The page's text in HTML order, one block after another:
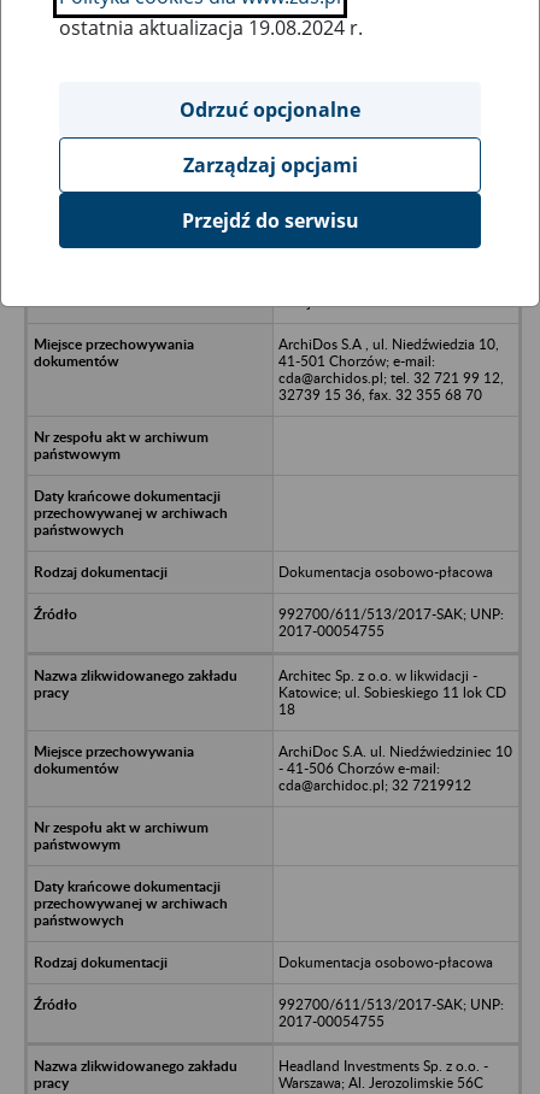
Ukryj wszystkie pozycje bazy
Aerator Wojewódzkie
ArchiDos S.A , ul. Niedźwiedzia 10,
41-501 Chorzów; e-mail:
cda@archidos.pl; tel. 32 721 99 12,
32739 15 36, fax. 32 355 68 70
Dokumentacja osobowo-płacowa
992700/611/513/2017-SAK; UNP:
2017-00054755
Architec Sp. z o.o. w likwidacji -
Katowice; ul. Sobieskiego 11 lok CD
18
ArchiDoc S.A. ul. Niedźwiedziniec 10
- 41-506 Chorzów e-mail:
cda@archidoc.pl; 32 7219912
Dokumentacja osobowo-płacowa
992700/611/513/2017-SAK; UNP:
2017-00054755
Headland Investments Sp. z o.o. -
Warszawa; Al. Jerozolimskie 56C
ostatnia aktualizacja 19.08.2024 r.
Odrzuć opcjonalne
Zarządzaj opcjami
Przejdź do serwisu